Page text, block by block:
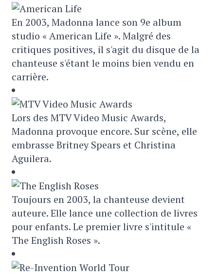
En 2003, Madonna lance son 9e album
studio « American Life ». Malgré des
critiques positives, il s'agit du disque de la
chanteuse s'étant le moins bien vendu en
carrière.
Lors des MTV Video Music Awards,
Madonna provoque encore. Sur scène, elle
embrasse Britney Spears et Christina
Aguilera.
Toujours en 2003, la chanteuse devient
auteure. Elle lance une collection de livres
pour enfants. Le premier livre s'intitule «
The English Roses ».